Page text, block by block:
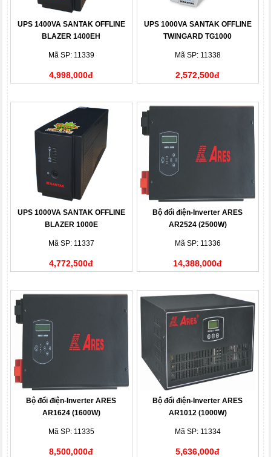
UPS 1400VA SANTAK OFFLINE
BLAZER 1400EH
Mã SP: 11339
4,998,000đ
UPS 1000VA SANTAK OFFLINE
TWINGARD TG1000
Mã SP: 11338
2,572,500đ
UPS 1000VA SANTAK OFFLINE
BLAZER 1000E
Mã SP: 11337
4,772,500đ
Bộ đổi điện-Inverter ARES
AR2524 (2500W)
Mã SP: 11336
14,388,000đ
Bộ đổi điện-Inverter ARES
AR1624 (1600W)
Mã SP: 11335
8,500,000đ
Bộ đổi điện-Inverter ARES
AR1012 (1000W)
Mã SP: 11334
5,636,000đ